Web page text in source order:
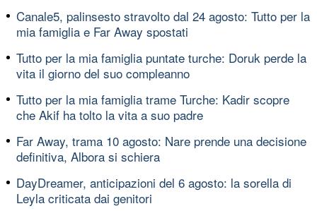
Canale5, palinsesto stravolto dal 24 agosto: Tutto per la
mia famiglia e Far Away spostati
Tutto per la mia famiglia puntate turche: Doruk perde la
vita il giorno del suo compleanno
Tutto per la mia famiglia trame Turche: Kadir scopre
che Akif ha tolto la vita a suo padre
Far Away, trama 10 agosto: Nare prende una decisione
definitiva, Albora si schiera
DayDreamer, anticipazioni del 6 agosto: la sorella di
Leyla criticata dai genitori